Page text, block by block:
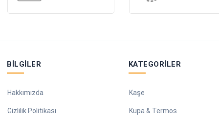
BILGILER
Hakkımızda
Gizlilik Politikası
KATEGORILER
Kaşe
Kupa & Termos